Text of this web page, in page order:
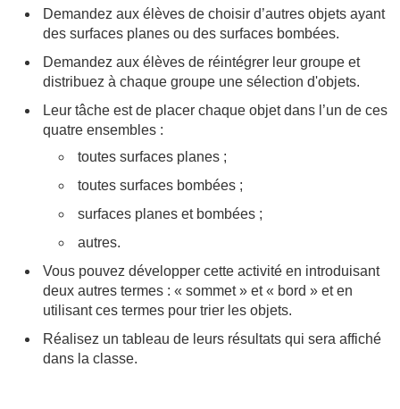
Demandez aux élèves de choisir d’autres objets ayant
des surfaces planes ou des surfaces bombées.
Demandez aux élèves de réintégrer leur groupe et
distribuez à chaque groupe une sélection d'objets.
Leur tâche est de placer chaque objet dans l’un de ces
quatre ensembles :
toutes surfaces planes ;
toutes surfaces bombées ;
surfaces planes et bombées ;
autres.
Vous pouvez développer cette activité en introduisant
deux autres termes : « sommet » et « bord » et en
utilisant ces termes pour trier les objets.
Réalisez un tableau de leurs résultats qui sera affiché
dans la classe.